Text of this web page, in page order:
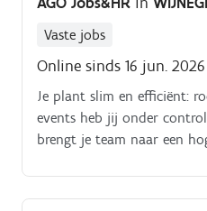
voorraad.
Vaste jobs
Online sinds 16 jun. 2026
Je plant slim en efficiënt:
events heb jij onder
brengt je team naar een